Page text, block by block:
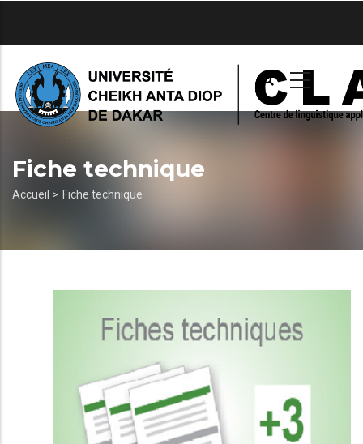
principal
Fiche technique
Fil
Accueil > Fiche technique